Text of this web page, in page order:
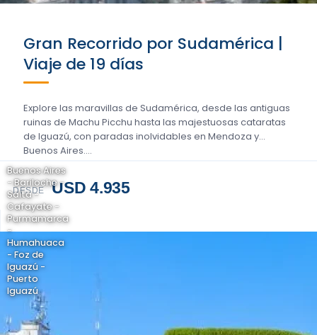
Gran Recorrido por Sudamérica |
Viaje de 19 días
Explore las maravillas de Sudamérica, desde las antiguas
ruinas de Machu Picchu hasta las majestuosas cataratas
de Iguazú, con paradas inolvidables en Mendoza y
Buenos Aires....
DESDE USD 4.935
Buenos Aires
- Bariloche -
Salta -
Cafayate -
Purmamarca
-
Humahuaca
- Foz de
Iguazú -
Puerto
Iguazú